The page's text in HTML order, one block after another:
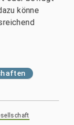
könne